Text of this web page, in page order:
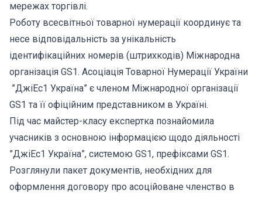
мережах торгівлі.
Роботу всесвітньої товарної нумерації координує та
несе відповідальність за унікальність
ідентифікаційних номерів (штрихкодів) Міжнародна
організація GS1. Асоціація Товарної Нумерації України
”ДжіЕс1 Україна” є членом Міжнародної організації
GS1 та її офіційним представником в Україні.
Під час майстер-класу експертка познайомила
учасників з основною інформацією щодо діяльності
”ДжіЕс1 Україна”, системою GS1, префіксами GS1.
Розглянули пакет документів, необхідних для
оформлення договору про асоційоване членство в